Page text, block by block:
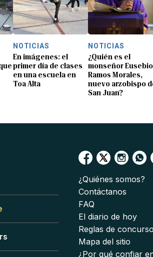
NOTICIAS
En imágenes: el
primer día de clases
en una escuela en
Toa Alta
NOTICIAS
¿Quién es el
monseñor Eusebio
Ramos Morales,
nuevo arzobispo
San Juan?
¿Quiénes somos?
Contáctanos
FAQ
El diario de hoy
Reglas de
Mapa del sitio
¿Por qué confiar